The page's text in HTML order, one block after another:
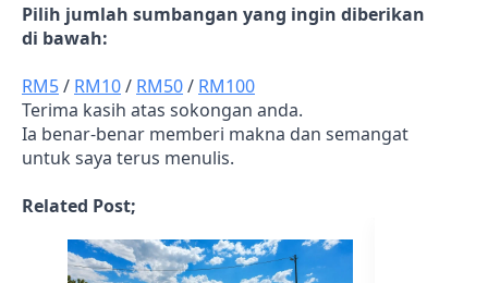
Pilih jumlah sumbangan yang ingin diberikan
di bawah:
RM5/ RM10/ RM50/ RM100
Terima kasih atas sokongan anda.
Ia benar-benar memberi makna dan semangat
untuk saya terus menulis.
Related Post;